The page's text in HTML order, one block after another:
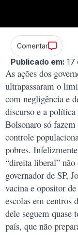
Comentar
Publicado em: 17
As ações dos
ultrapassaram o
com negligência e
discurso e a política
Bolsonaro só
controle
pobres.
“direita liberal”
governador de SP,
vacina e opositor
escolas em centros
dele seguem quase
país, que não